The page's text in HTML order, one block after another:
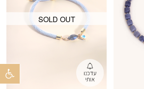
SOLD OUT